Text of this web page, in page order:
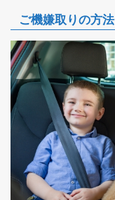
ご機嫌取りの方法